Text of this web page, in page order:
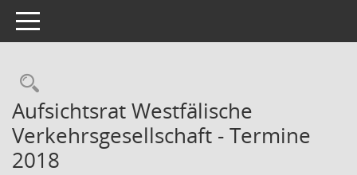
Toggle navigation
Rechercheauswahl
Aufsichtsrat Westfälische
Verkehrsgesellschaft - Termine
2018